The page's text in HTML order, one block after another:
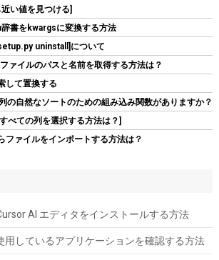
850W ATX 電源 80 PLUS ゴールド PC電源
GS850W/90+
GBP 48.49 (2026-08-09 04:05 GMT +09:00 時点 -
い値を見つける]
書をkwargsに変換する方法
uninstall]について
ァイルのパスと名前を取得する方法は？
して置換する
の自然なソートのための組み込み関数がありますか？
べての列を選択する方法は？]
ファイルをインポートする方法は？
AI エディタをインストールする方法
用しているアプリケーションを確認する方法